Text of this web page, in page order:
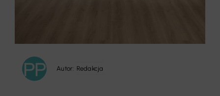
Autor: Redakcja